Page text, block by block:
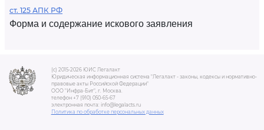
ст. 125 АПК РФ
Форма и содержание искового заявления
(c) 2015-2026 ЮИС Легалакт
Юридическая информационная система "Легалакт - законы, кодексы и нормативно-
правовые акты Российской Федерации"
ООО "Инфра-Бит", г. Москва.
телефон +7 (910) 050-65-67
электронная почта: info@legalacts.ru
Политика по обработке персональных данных